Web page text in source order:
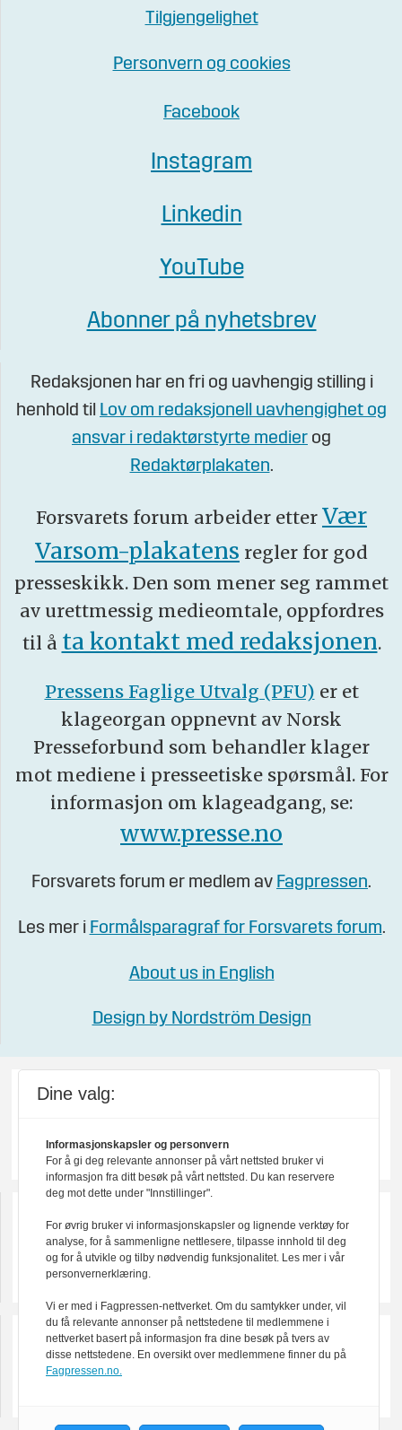
Tilgjengelighet
Personvern og cookies
Facebook
Instagram
Linkedin
YouTube
Abonner på nyhetsbrev
Redaksjonen har en fri og uavhengig stilling i
henhold til Lov om redaksjonell uavhengighet og
ansvar i redaktørstyrte medier og
Redaktørplakaten.
Forsvarets forum arbeider etter Vær
Varsom-plakatens regler for god
presseskikk. Den som mener seg rammet
av urettmessig medieomtale, oppfordres
til å ta kontakt med redaksjonen.
Pressens Faglige Utvalg (PFU) er et
klageorgan oppnevnt av Norsk
Presseforbund som behandler klager
mot mediene i presseetiske spørsmål. For
informasjon om klageadgang, se:
www.presse.no
Forsvarets forum er medlem av Fagpressen.
Les mer i Formålsparagraf for Forsvarets forum.
About us in English
Design by Nordström Design
Dine valg:
Informasjonskapsler og personvern
For å gi deg relevante annonser på vårt nettsted bruker vi
informasjon fra ditt besøk på vårt nettsted. Du kan reservere
deg mot dette under "Innstillinger".
For øvrig bruker vi informasjonskapsler og lignende verktøy for
analyse, for å sammenligne nettlesere, tilpasse innhold til deg
og for å utvikle og tilby nødvendig funksjonalitet. Les mer i vår
personvernerklæring.
Vi er med i Fagpressen-nettverket. Om du samtykker under, vil
du få relevante annonser på nettstedene til medlemmene i
nettverket basert på informasjon fra dine besøk på tvers av
disse nettstedene. En oversikt over medlemmene finner du på
Fagpressen.no.